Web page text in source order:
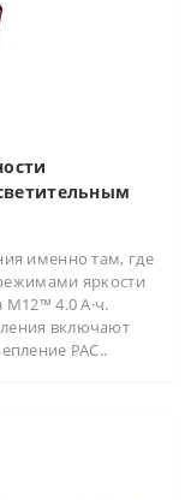
именно там, где
яркости
M12™ 4.0 А·ч.
включают
PAC..